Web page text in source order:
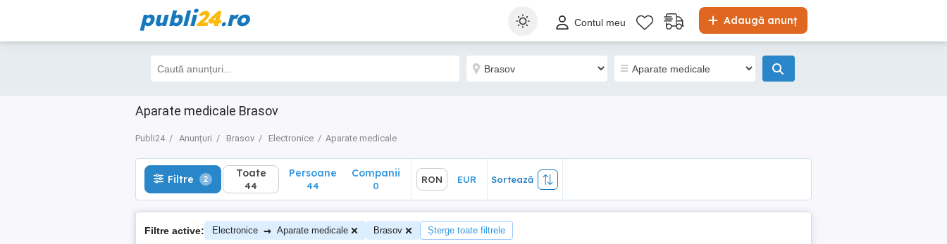
publi24.ro Adaugă anunț
Contul meu
Aparate medicale Brasov
Publi24 Anunțuri Brasov Electronice Aparate medicale
Filtre 2 Toate
44
Sortează
Filtre 2 Toate
44
Persoane
44
Companii
0
RON EUR Sortează
Filtre active: Electronice → Aparate medicale Brasov Șterge toate filtrele